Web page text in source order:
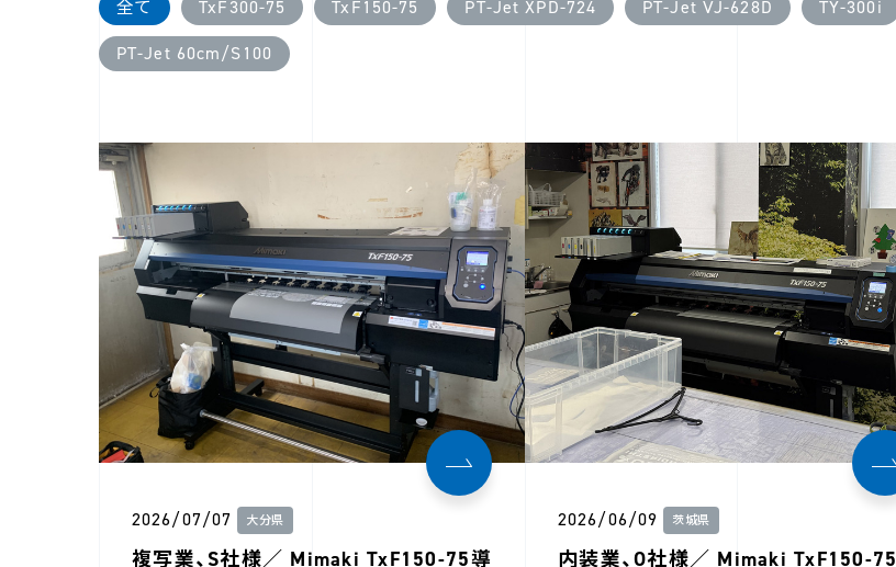
全て
TxF300-75 TxF150-75 PT-Jet XPD-724 PT-Jet VJ-628D TY-300i
PT-Jet 60cm/S100
2026/07/07 大分県
複写業、S社様／ Mimaki TxF150-75導
2026/06/09 茨城県
内装業、O社様／ Mimaki TxF150-75